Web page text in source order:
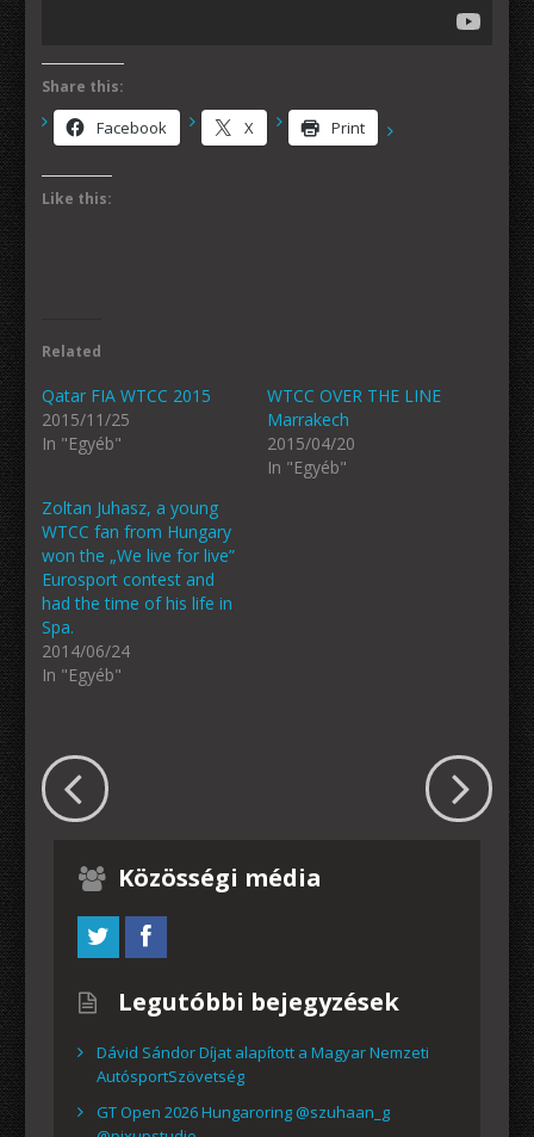
Share this:
Facebook X Print
Like this:
Related
Qatar FIA WTCC 2015
2015/11/25
In "Egyéb"
WTCC OVER THE LINE
Marrakech
2015/04/20
In "Egyéb"
Zoltan Juhasz, a young
WTCC fan from Hungary
won the „We live for live”
Eurosport contest and
had the time of his life in
Spa.
2014/06/24
In "Egyéb"
Közösségi média
Legutóbbi bejegyzések
Dávid Sándor Díjat alapított a Magyar Nemzeti
AutósportSzövetség
GT Open 2026 Hungaroring @szuhaan_g